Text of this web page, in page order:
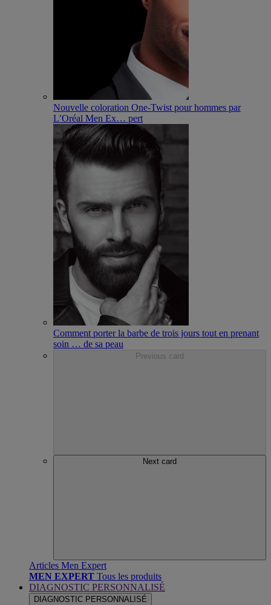
Nouvelle coloration One-Twist pour hommes par
L’Oréal Men Ex… pert
Comment porter la barbe de trois jours tout en prenant
soin … de sa peau
Previous card
Next card
Articles Men Expert
MEN EXPERT Tous les produits
DIAGNOSTIC PERSONNALISÉ
DIAGNOSTIC PERSONNALISÉ